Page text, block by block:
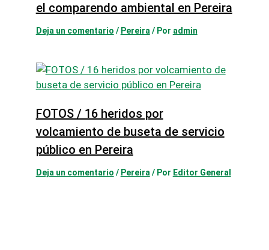
el comparendo ambiental en Pereira
Deja un comentario / Pereira/ Por admin
FOTOS / 16 heridos por
volcamiento de buseta de servicio
público en Pereira
Deja un comentario / Pereira/ Por Editor General